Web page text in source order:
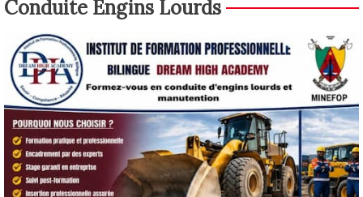
Conduite Engins Lourds